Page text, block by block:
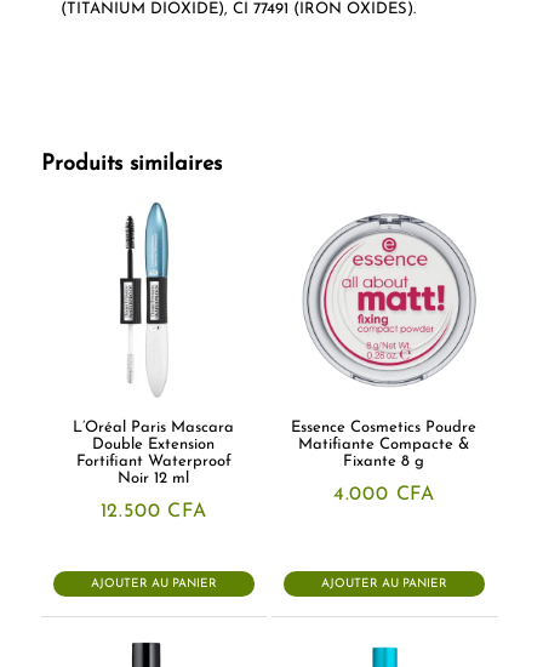
(TITANIUM DIOXIDE), CI 77491 (IRON OXIDES).
Produits similaires
L’Oréal Paris Mascara
Double Extension
Fortifiant Waterproof
Noir 12 ml
12.500 CFA
AJOUTER AU PANIER
Essence Cosmetics Poudre
Matifiante Compacte &
Fixante 8 g
4.000 CFA
AJOUTER AU PANIER